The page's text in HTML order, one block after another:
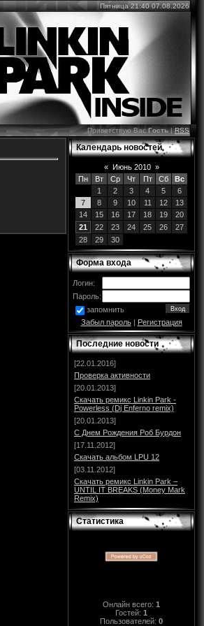
Пятница 21:40 07.08.2026
Приветствую ВасГость|RSS
Календарь новостей
« Июнь 2010 »
Пн
Вт Ср Чт Пт Сб
Вс
1
2 3 4 5
6
7
8 9 10 11 12
13
14
15 16 17 18 19
20
21
22 23 24 25 26
27
28
29 30
Форма входа
Логин:
Пароль:
запомнить
Забыл пароль| Регистрация
Последние новости
[22.01.2016]
Проверка активности
[20.01.2013]
Скачать ремикс Linkin Park -
Powerless (Dj Enferno remix)
[20.01.2013]
С Днем Рождения Роб Бурдон
[17.11.2012]
Скачать альбом LPU 12
[03.11.2012]
Скачать ремикс Linkin Park –
UNTIL IT BREAKS (Money Mark
Remix)
Статистика
Онлайн всего: 1
Гостей: 1
Пользователей: 0